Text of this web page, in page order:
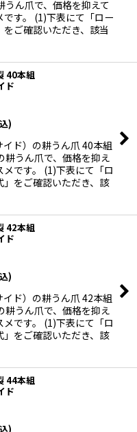
うん爪で、価格を抑えて
す。 (1)下表にて「ロー
ご確認いただき、該当
40本組
ド
)
ド）の耕うん爪 40本組
耕うん爪で、価格を抑え
です。 (1)下表にて「ロ
をご確認いただき、該
42本組
ド
)
ド）の耕うん爪 42本組
耕うん爪で、価格を抑え
です。 (1)下表にて「ロ
をご確認いただき、該
44本組
ド
)